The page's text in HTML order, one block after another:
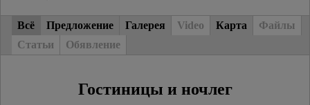
Всё Предложение Галерея Video Карта
Файлы
Статьи
Обявление
Гостиницы и ночлег